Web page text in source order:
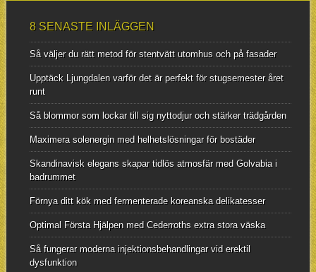
8 SENASTE INLÄGGEN
Så väljer du rätt metod för stentvätt utomhus och på fasader
Upptäck Ljungdalen varför det är perfekt för stugsemester året
runt
Så blommor som lockar till sig nyttodjur och stärker trädgården
Maximera solenergin med helhetslösningar för bostäder
Skandinavisk elegans skapar tidlös atmosfär med Golvabia i
badrummet
Förnya ditt kök med fermenterade koreanska delikatesser
Optimal Första Hjälpen med Cederroths extra stora väska
Så fungerar moderna injektionsbehandlingar vid erektil
dysfunktion